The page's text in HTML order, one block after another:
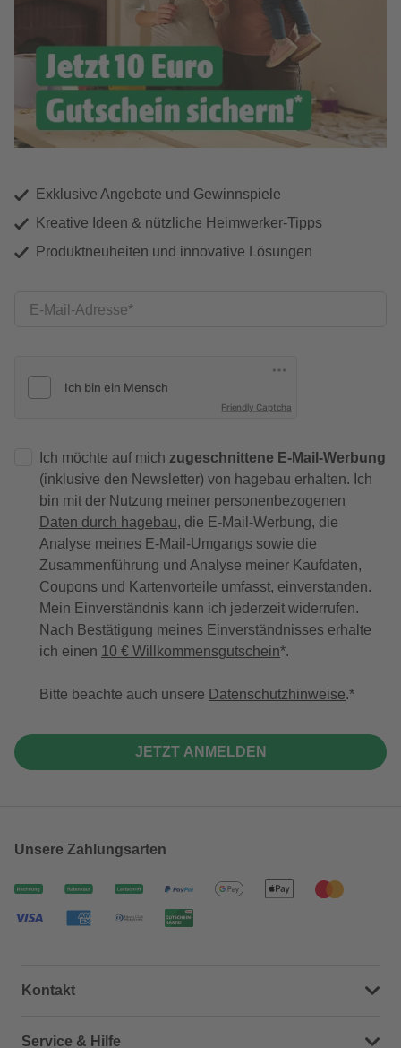
Exklusive Angebote und Gewinnspiele
Kreative Ideen & nützliche Heimwerker-Tipps
Produktneuheiten und innovative Lösungen
E-Mail-Adresse
Friendly Captcha
Ich möchte auf mich zugeschnittene E-Mail-Werbung
(inklusive den Newsletter) von hagebau erhalten. Ich
bin mit der Nutzung meiner personenbezogenen
Daten durch hagebau, die E-Mail-Werbung, die
Analyse meines E-Mail-Umgangs sowie die
Zusammenführung und Analyse meiner Kaufdaten,
Coupons und Kartenvorteile umfasst, einverstanden.
Mein Einverständnis kann ich jederzeit widerrufen.
Nach Bestätigung meines Einverständnisses erhalte
ich einen 10 € Willkommensgutschein*.
Bitte beachte auch unsere Datenschutzhinweise.
JETZT ANMELDEN
Unsere Zahlungsarten
Kontakt
Dein Kontakt zu uns
Service & Hilfe